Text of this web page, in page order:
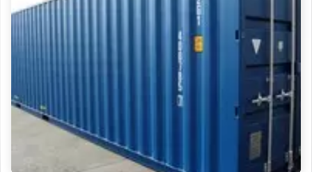
PRODUTOS RELACIONADOS
Container preço
Venda de container
Container escritório